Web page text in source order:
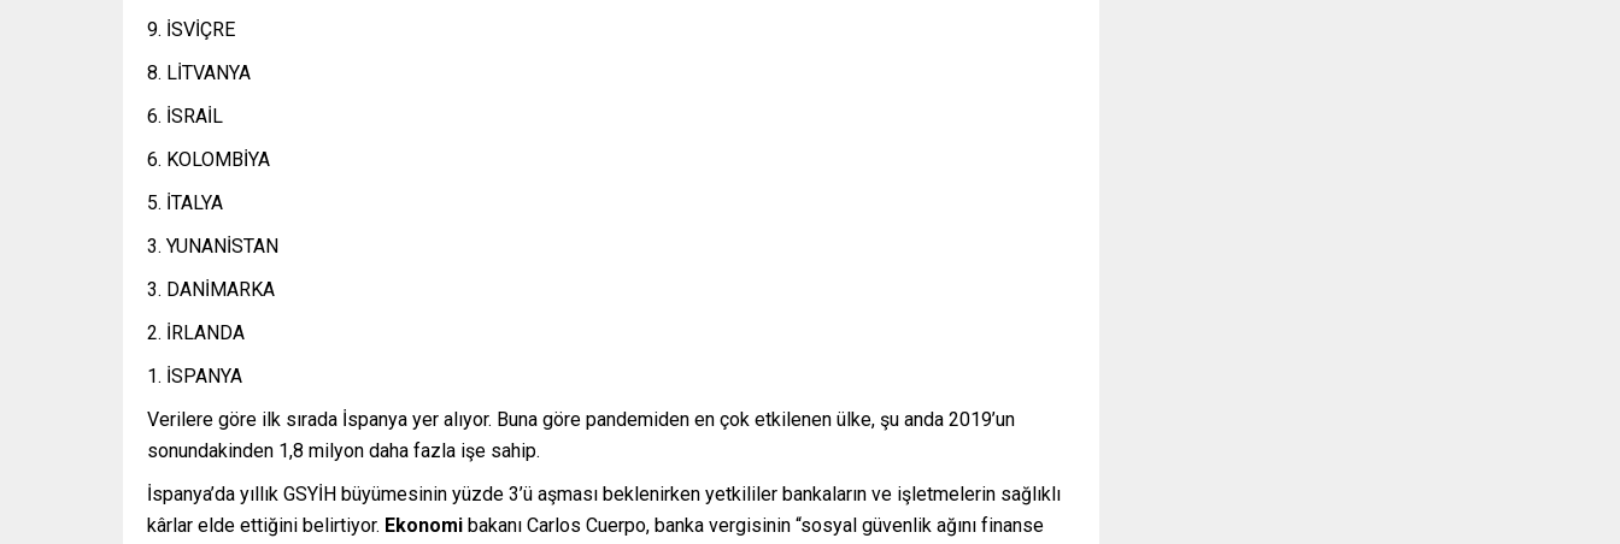
9. İSVİÇRE
8. LİTVANYA
6. İSRAİL
6. KOLOMBİYA
5. İTALYA
3. YUNANİSTAN
3. DANİMARKA
2. İRLANDA
1. İSPANYA
Verilere göre ilk sırada İspanya yer alıyor. Buna göre pandemiden en çok etkilenen ülke, şu anda 2019’un
sonundakinden 1,8 milyon daha fazla işe sahip.
İspanya’da yıllık GSYİH büyümesinin yüzde 3’ü aşması beklenirken yetkililer bankaların ve işletmelerin sağlıklı
kârlar elde ettiğini belirtiyor. Ekonomi bakanı Carlos Cuerpo, banka vergisinin “sosyal güvenlik ağını finanse